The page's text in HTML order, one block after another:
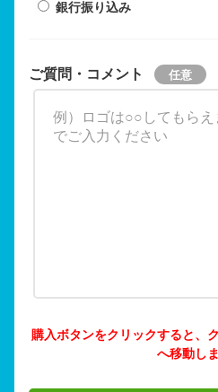
銀行振り込み
ご質問・コメント
購入ボタンをクリックすると、
へ移動しま